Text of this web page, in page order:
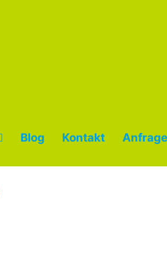
Blog Kontakt